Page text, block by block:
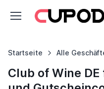
Startseite Alle
Club of Wine